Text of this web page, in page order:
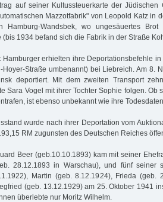
auf seiner Kultussteuerkarte der Jüdischen
Mazzotfabrik" von Leopold Katz in
Hamburg-Wandsbek, wo ungesäuertes Brot
(bis 1934 befand sich die Fabrik in der Straße
Hamburger erhielten ihre Deportationsbefehle
Straße umbenannt) bei Liebreich. Am 8.
deportiert. Mit dem zweiten Transport
Sara Vogel mit ihrer Tochter Sophie folgen. Ob
ist ebenso unbekannt wie ihre
wurde nach ihrer Deportation vom
RM zugunsten des Deutschen Reiches
Beer (geb.10.10.1893) kam mit seiner
28.12.1893 in Warschau), und fünf seiner
Martin (geb. 8.12.1924), Frieda (geb.
(geb. 13.12.1929) am 25. Oktober 1941
überlebte nur Moritz Wilhelm.